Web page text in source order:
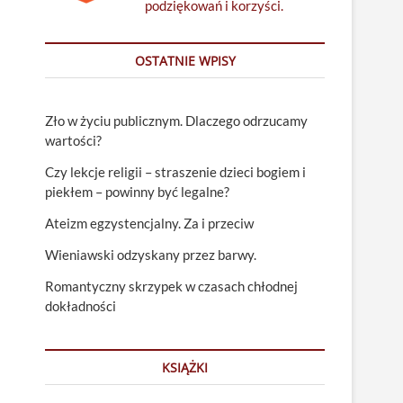
podziękowań i korzyści.
OSTATNIE WPISY
Zło w życiu publicznym. Dlaczego odrzucamy
wartości?
Czy lekcje religii – straszenie dzieci bogiem i
piekłem – powinny być legalne?
Ateizm egzystencjalny. Za i przeciw
Wieniawski odzyskany przez barwy.
Romantyczny skrzypek w czasach chłodnej
dokładności
KSIĄŻKI